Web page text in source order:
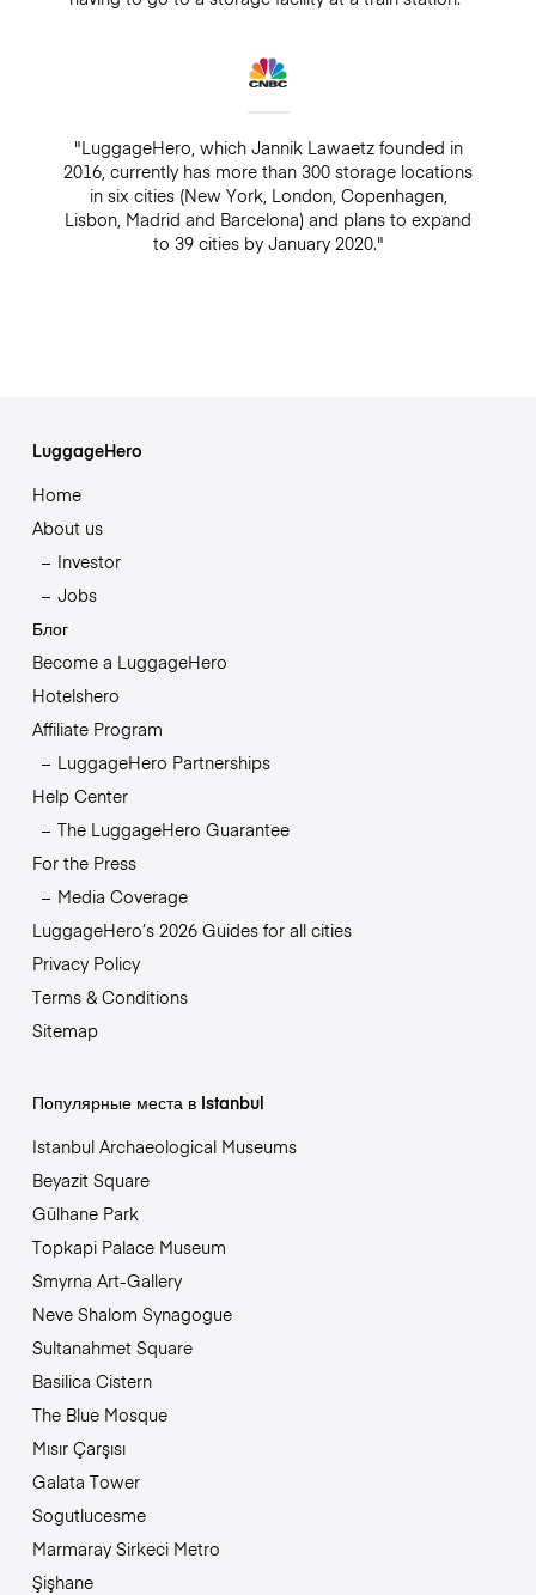
"LuggageHero, which Jannik Lawaetz founded in
2016, currently has more than 300 storage locations
in six cities (New York, London, Copenhagen,
Lisbon, Madrid and Barcelona) and plans to expand
to 39 cities by January 2020."
LuggageHero
Home
About us
Investor
Jobs
Блог
Become a LuggageHero
Hotelshero
Affiliate Program
LuggageHero Partnerships
Help Center
The LuggageHero Guarantee
For the Press
Media Coverage
LuggageHero’s 2026 Guides for all cities
Privacy Policy
Terms & Conditions
Sitemap
Популярные места в Istanbul
Istanbul Archaeological Museums
Beyazit Square
Gülhane Park
Topkapi Palace Museum
Smyrna Art-Gallery
Neve Shalom Synagogue
Sultanahmet Square
Basilica Cistern
The Blue Mosque
Mısır Çarşısı
Galata Tower
Sogutlucesme
Marmaray Sirkeci Metro
Şişhane